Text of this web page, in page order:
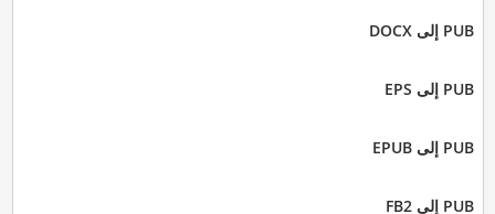
PUB إلى DOCX
PUB إلى EPS
PUB إلى EPUB
PUB إلى FB2